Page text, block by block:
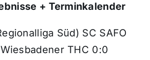
+ Terminkalender
Süd) SC SAFO
THC 0:0